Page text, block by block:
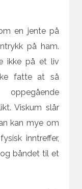
en jente på
på ham.
ikke på et liv
fatte at så
Viskum slår
kan mye om
inntreffer,
båndet til et